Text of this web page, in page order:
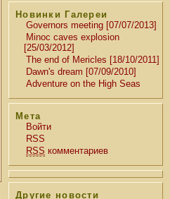
Новинки Галереи
Governors meeting [07/07/2013]
Minoc caves explosion
[25/03/2012]
The end of Mericles [18/10/2011]
Dawn's dream [07/09/2010]
Adventure on the High Seas
Мета
Войти
RSS
RSS комментариев
Другие новости